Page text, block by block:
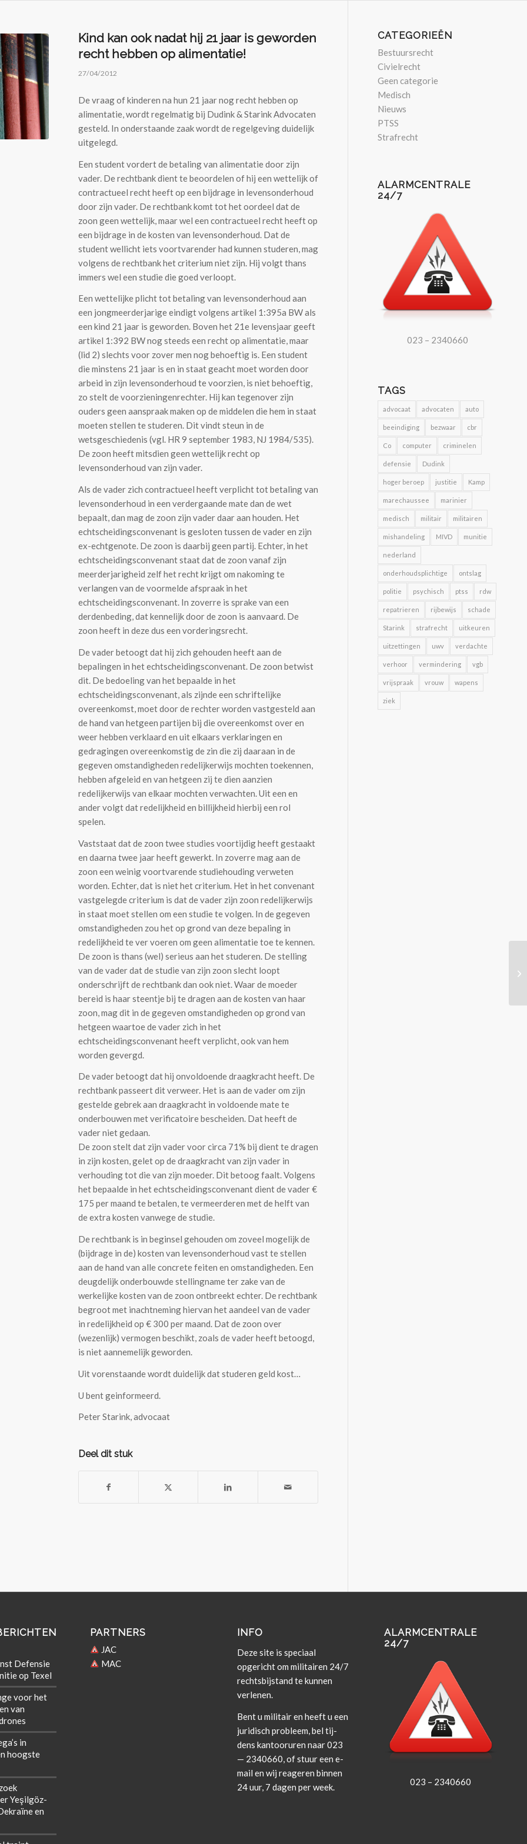
Kind kan ook nadat hij 21 jaar is geworden
recht hebben op alimentatie!
27/04/2012
De vraag of kinderen na hun 21 jaar nog recht hebben op
alimentatie, wordt regelmatig bij Dudink & Starink Advocaten
gesteld. In onderstaande zaak wordt de regelgeving duidelijk
uitgelegd.
Een student vordert de betaling van alimentatie door zijn
vader. De rechtbank dient te beoordelen of hij een wettelijk of
contractueel recht heeft op een bijdrage in levensonderhoud
door zijn vader. De rechtbank komt tot het oordeel dat de
zoon geen wettelijk, maar wel een contractueel recht heeft op
een bijdrage in de kosten van levensonderhoud. Dat de
student wellicht iets voortvarender had kunnen studeren, mag
volgens de rechtbank het criterium niet zijn. Hij volgt thans
immers wel een studie die goed verloopt.
Een wettelijke plicht tot betaling van levensonderhoud aan
een jongmeerderjarige eindigt volgens artikel 1:395a BW als
een kind 21 jaar is geworden. Boven het 21e levensjaar geeft
artikel 1:392 BW nog steeds een recht op alimentatie, maar
(lid 2) slechts voor zover men nog behoeftig is. Een student
die minstens 21 jaar is en in staat geacht moet worden door
arbeid in zijn levensonderhoud te voorzien, is niet behoeftig,
zo stelt de voorzieningenrechter. Hij kan tegenover zijn
ouders geen aanspraak maken op de middelen die hem in staat
moeten stellen te studeren. Dit vindt steun in de
wetsgeschiedenis (vgl. HR 9 september 1983, NJ 1984/535).
De zoon heeft mitsdien geen wettelijk recht op
levensonderhoud van zijn vader.
Als de vader zich contractueel heeft verplicht tot betaling van
levensonderhoud in een verdergaande mate dan de wet
bepaalt, dan mag de zoon zijn vader daar aan houden. Het
echtscheidingsconvenant is gesloten tussen de vader en zijn
ex-echtgenote. De zoon is daarbij geen partij. Echter, in het
echtscheidingsconvenant staat dat de zoon vanaf zijn
meerderjarigheid zelf het recht krijgt om nakoming te
verlangen van de voormelde afspraak in het
echtscheidingsconvenant. In zoverre is sprake van een
derdenbeding, dat kennelijk door de zoon is aanvaard. De
zoon heeft in deze dus een vorderingsrecht.
De vader betoogt dat hij zich gehouden heeft aan de
bepalingen in het echtscheidingsconvenant. De zoon betwist
dit. De bedoeling van het bepaalde in het
echtscheidingsconvenant, als zijnde een schriftelijke
overeenkomst, moet door de rechter worden vastgesteld aan
de hand van hetgeen partijen bij die overeenkomst over en
weer hebben verklaard en uit elkaars verklaringen en
gedragingen overeenkomstig de zin die zij daaraan in de
gegeven omstandigheden redelijkerwijs mochten toekennen,
hebben afgeleid en van hetgeen zij te dien aanzien
redelijkerwijs van elkaar mochten verwachten. Uit een en
ander volgt dat redelijkheid en billijkheid hierbij een rol
spelen.
Vaststaat dat de zoon twee studies voortijdig heeft gestaakt
en daarna twee jaar heeft gewerkt. In zoverre mag aan de
zoon een weinig voortvarende studiehouding verweten
worden. Echter, dat is niet het criterium. Het in het convenant
vastgelegde criterium is dat de vader zijn zoon redelijkerwijs
in staat moet stellen om een studie te volgen. In de gegeven
omstandigheden zou het op grond van deze bepaling in
redelijkheid te ver voeren om geen alimentatie toe te kennen.
De zoon is thans (wel) serieus aan het studeren. De stelling
van de vader dat de studie van zijn zoon slecht loopt
onderschrijft de rechtbank dan ook niet. Waar de moeder
bereid is haar steentje bij te dragen aan de kosten van haar
zoon, mag dit in de gegeven omstandigheden op grond van
hetgeen waartoe de vader zich in het
echtscheidingsconvenant heeft verplicht, ook van hem
worden gevergd.
De vader betoogt dat hij onvoldoende draagkracht heeft. De
rechtbank passeert dit verweer. Het is aan de vader om zijn
gestelde gebrek aan draagkracht in voldoende mate te
onderbouwen met verificatoire bescheiden. Dat heeft de
vader niet gedaan.
De zoon stelt dat zijn vader voor circa 71% bij dient te dragen
in zijn kosten, gelet op de draagkracht van zijn vader in
verhouding tot die van zijn moeder. Dit betoog faalt. Volgens
het bepaalde in het echtscheidingsconvenant dient de vader €
175 per maand te betalen, te vermeerderen met de helft van
de extra kosten vanwege de studie.
De rechtbank is in beginsel gehouden om zoveel mogelijk de
(bijdrage in de) kosten van levensonderhoud vast te stellen
aan de hand van alle concrete feiten en omstandigheden. Een
deugdelijk onderbouwde stellingname ter zake van de
werkelijke kosten van de zoon ontbreekt echter. De rechtbank
begroot met inachtneming hiervan het aandeel van de vader
in redelijkheid op € 300 per maand. Dat de zoon over
(wezenlijk) vermogen beschikt, zoals de vader heeft betoogd,
is niet aannemelijk geworden.
Uit vorenstaande wordt duidelijk dat studeren geld kost…
U bent geinformeerd.
Peter Starink, advocaat
Deel dit stuk
CATEGORIEËN
Bestuursrecht
Civielrecht
Geen categorie
Medisch
Nieuws
PTSS
Strafrecht
ALARMCENTRALE
24/7
023 – 2340660
TAGS
advocaat advocaten auto
beeindiging bezwaar cbr
Co computer criminelen
defensie Dudink
hoger beroep justitie Kamp
marechaussee marinier
medisch militair militairen
mishandeling MIVD munitie
nederland
onderhoudsplichtige ontslag
politie psychisch ptss rdw
repatrieren rijbewijs schade
Starink strafrecht uitkeuren
uitzettingen uwv verdachte
verhoor vermindering vgb
vrijspraak vrouw wapens
ziek
Defensie
op Texel
voor het
van
in
hoogste
Yeşilgöz-
en
PARTNERS
JAC
MAC
INFO
Deze site is spe­ci­aal
opgericht om militairen 24/7
rechts­bi­j­s­tand te kun­nen
verlenen.
Bent u militair en heeft u een
juridisch prob­leem, bel tij­
dens kan­tooruren naar 023
— 2340660, of stuur een e-
mail en wij rea­geren bin­nen
24 uur, 7 dagen per week.
ALARMCENTRALE
24/7
023 – 2340660